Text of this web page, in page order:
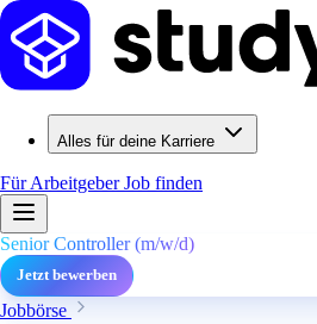
Alles für deine Karriere
Für ArbeitgeberJob finden
Senior Controller (m/w/d)
Jetzt bewerben
Jobbörse